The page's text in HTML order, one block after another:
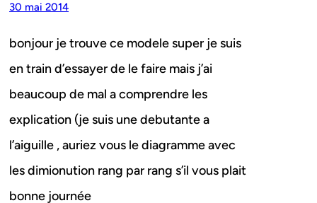
30 mai 2014
bonjour je trouve ce modele super je suis
en train d’essayer de le faire mais j’ai
beaucoup de mal a comprendre les
explication (je suis une debutante a
l’aiguille , auriez vous le diagramme avec
les dimionution rang par rang s’il vous plait
bonne journée